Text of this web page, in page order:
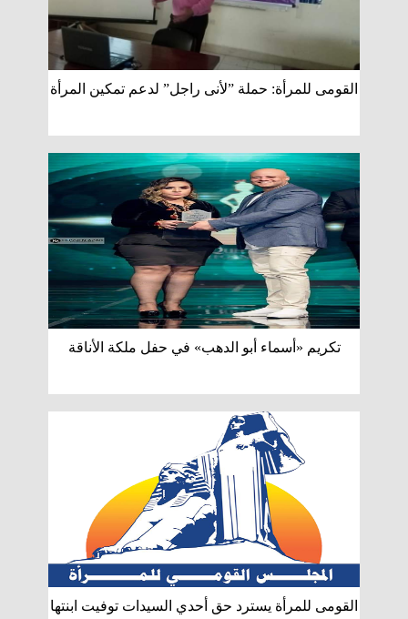
القومى للمرأة: حملة ”لأنى راجل” لدعم تمكين المرأة
تكريم «أسماء أبو الدهب» في حفل ملكة الأناقة
القومى للمرأة يسترد حق أحدي السيدات توفيت ابنتها